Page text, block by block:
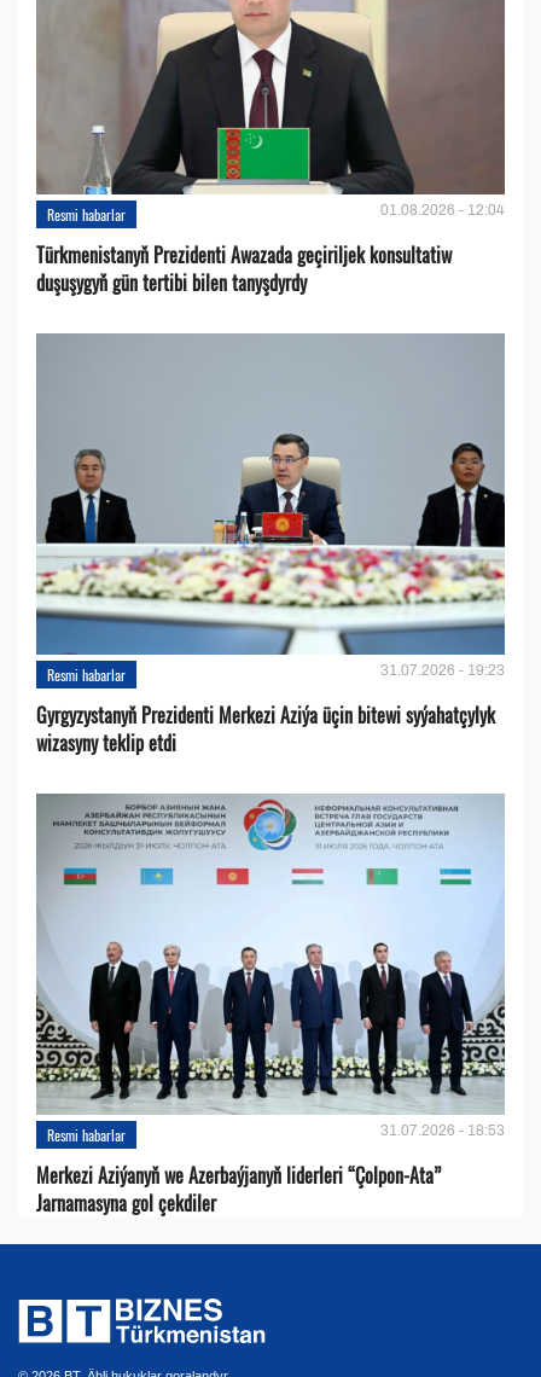
Resmi habarlar 01.08.2026 - 12:04
Türkmenistanyň Prezidenti Awazada geçiriljek konsultatiw
duşuşygyň gün tertibi bilen tanyşdyrdy
Resmi habarlar 31.07.2026 - 19:23
Gyrgyzystanyň Prezidenti Merkezi Aziýa üçin bitewi syýahatçylyk
wizasyny teklip etdi
Resmi habarlar 31.07.2026 - 18:53
Merkezi Aziýanyň we Azerbaýjanyň liderleri “Çolpon-Ata”
Jarnamasyna gol çekdiler